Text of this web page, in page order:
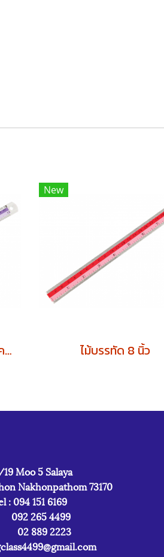
ไม้บรรทัดอลูมิเนียม 12 นิ้ว คาดสี
New
ไม้บรรทัด 8 นิ้ว
Moo 5 Salaya
Nakhonpathom 73170
: 094 151 6169
265 4499
889 2223